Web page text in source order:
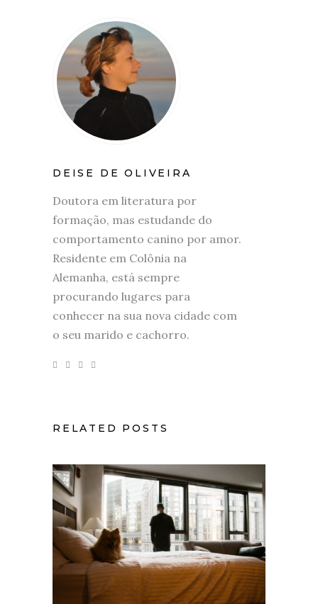
DEISE DE OLIVEIRA
Doutora em literatura por
formação, mas estudande do
comportamento canino por amor.
Residente em Colônia na
Alemanha, está sempre
procurando lugares para
conhecer na sua nova cidade com
o seu marido e cachorro.
RELATED POSTS